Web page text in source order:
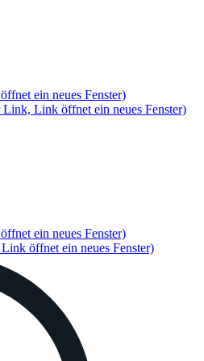
ein neues Fenster)
Link, Link öffnet ein neues Fenster)
ein neues Fenster)
öffnet ein neues Fenster)